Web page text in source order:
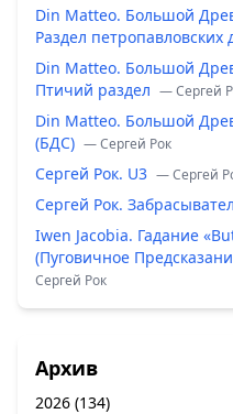
Din Matteo. Большой
Раздел петропавловских
Din Matteo. Большой
Птичий раздел — Сергей
Din Matteo. Большой
(БДС) — Сергей Рок
Сергей Рок. U3 — Сергей
Сергей Рок.
Iwen Jacobia. Гадание
(Пуговичное
Сергей Рок
Архив
2026 (134)